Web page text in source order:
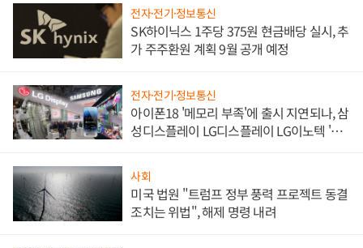
전자·전기·정보통신
SK하이닉스 1주당 375원 현금배당 실시, 추
가 주주환원 계획 9월 공개 예정
전자·전기·정보통신
아이폰18 '메모리 부족'에 출시 지연되나, 삼
성디스플레이 LG디스플레이 LG이노텍 '탈
사회
미국 법원 "트럼프 정부 풍력 프로젝트 동결
조치는 위법", 해제 명령 내려